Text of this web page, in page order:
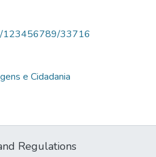
123456789/33716
e Cidadania
Regulations